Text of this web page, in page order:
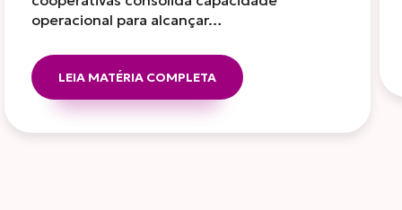
operacional para alcançar…
LEIA MATÉRIA COMPLETA